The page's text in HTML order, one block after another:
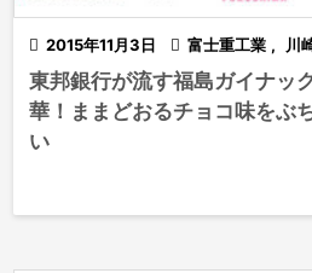
 2015年11月3日  富士重工業 , 川
東邦銀行が流す福島ガイナッ
華！ままどおるチョコ味をぶ
い